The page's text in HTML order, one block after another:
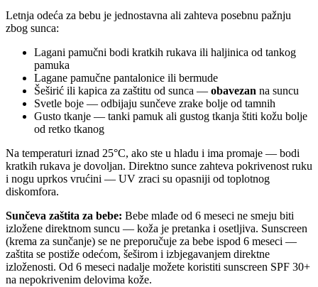
Letnja odeća za bebu je jednostavna ali zahteva posebnu pažnju
zbog sunca:
Lagani pamučni bodi kratkih rukava ili haljinica od tankog
pamuka
Lagane pamučne pantalonice ili bermude
Šeširić ili kapica za zaštitu od sunca — obavezan na suncu
Svetle boje — odbijaju sunčeve zrake bolje od tamnih
Gusto tkanje — tanki pamuk ali gustog tkanja štiti kožu bolje
od retko tkanog
Na temperaturi iznad 25°C, ako ste u hladu i ima promaje — bodi
kratkih rukava je dovoljan. Direktno sunce zahteva pokrivenost ruku
i nogu uprkos vrućini — UV zraci su opasniji od toplotnog
diskomfora.
Sunčeva zaštita za bebe: Bebe mlađe od 6 meseci ne smeju biti
izložene direktnom suncu — koža je pretanka i osetljiva. Sunscreen
(krema za sunčanje) se ne preporučuje za bebe ispod 6 meseci —
zaštita se postiže odećom, šeširom i izbjegavanjem direktne
izloženosti. Od 6 meseci nadalje možete koristiti sunscreen SPF 30+
na nepokrivenim delovima kože.